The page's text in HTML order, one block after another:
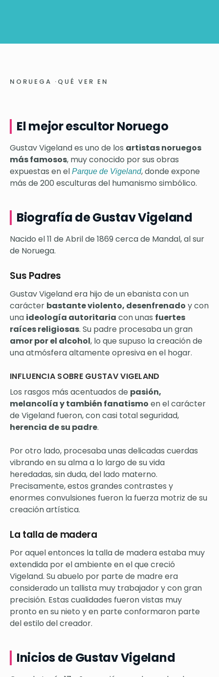
NORUEGA · QUÉ VER EN
El mejor escultor Noruego
Gustav Vigeland es uno de los artistas noruegos
más famosos, muy conocido por sus obras
expuestas en el Parque de Vigeland, donde expone
más de 200 esculturas del humanismo simbólico.
Biografía de Gustav Vigeland
Nacido el 11 de Abril de 1869 cerca de Mandal, al sur
de Noruega.
Sus Padres
Gustav Vigeland era hijo de un ebanista con un
carácter bastante violento, desenfrenado y con
una ideología autoritaria con unas fuertes
raíces religiosas. Su padre procesaba un gran
amor por el alcohol, lo que supuso la creación de
una atmósfera altamente opresiva en el hogar.
INFLUENCIA SOBRE GUSTAV VIGELAND
Los rasgos más acentuados de pasión,
melancolía y también fanatismo en el carácter
de Vigeland fueron, con casi total seguridad,
herencia de su padre.
Por otro lado, procesaba unas delicadas cuerdas
vibrando en su alma a lo largo de su vida
heredadas, sin duda, del lado materno.
Precisamente, estos grandes contrastes y
enormes convulsiones fueron la fuerza motriz de su
creación artística.
La talla de madera
Por aquel entonces la talla de madera estaba muy
extendida por el ambiente en el que creció
Vigeland. Su abuelo por parte de madre era
considerado un tallista muy trabajador y con gran
precisión. Estas cualidades fueron vistas muy
pronto en su nieto y en parte conformaron parte
del estilo del creador.
Inicios de Gustav Vigeland